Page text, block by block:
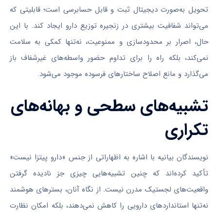
تحویل به‌صورت دیجیتال ثبت و قابل حسابرسی است؛ قابلیتی که
می‌تواند شفافیت بیشتری در زنجیره توزیع دارو ایجاد کند. با این
حال، اصرار بر محدودسازی و ممنوعیت، نه‌تنها کمکی به سلامت
نمی‌کند، بلکه راه را برای تداوم حضور واسطه‌های غیرشفاف باز
می‌گذارد و مانع اصلاح ساختارهای فرسوده موجود می‌شود.
تشبیه‌های سطحی و بهانه‌های
تکراری
نویسندگان بیانیه با اشاره به اظهاراتی از جنس «دارو پیتزا نیست»
تأکید کرده‌اند که چنین تشبیه‌هایی چیزی جز نادیده گرفتن
واقعیت‌های لجستیک مدرن نیست. از نگاه آنان، بسترهای هوشمند
نه‌تنها استانداردهای دارویی را کاهش نمی‌دهند، بلکه امکان نظارت